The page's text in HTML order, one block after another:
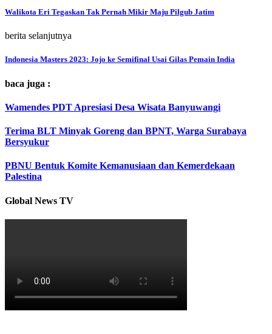
Walikota Eri Tegaskan Tak Pernah Mikir Maju Pilgub Jatim
berita selanjutnya
Indonesia Masters 2023: Jojo ke Semifinal Usai Gilas Pemain India
baca juga :
Wamendes PDT Apresiasi Desa Wisata Banyuwangi
Terima BLT Minyak Goreng dan BPNT, Warga Surabaya
Bersyukur
PBNU Bentuk Komite Kemanusiaan dan Kemerdekaan
Palestina
Global News TV